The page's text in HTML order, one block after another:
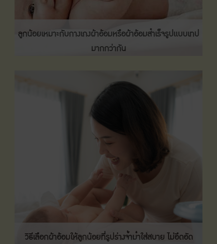
ลูกน้อยเหมาะกับกางเกงผ้าอ้อมหรือผ้าอ้อมสำเร็จรูปแบบเทป
มากกว่ากัน
วิธีเลือกผ้าอ้อมให้ลูกน้อยที่รูปร่างจ้ำม่ำใส่สบาย ไม่อึดอัด